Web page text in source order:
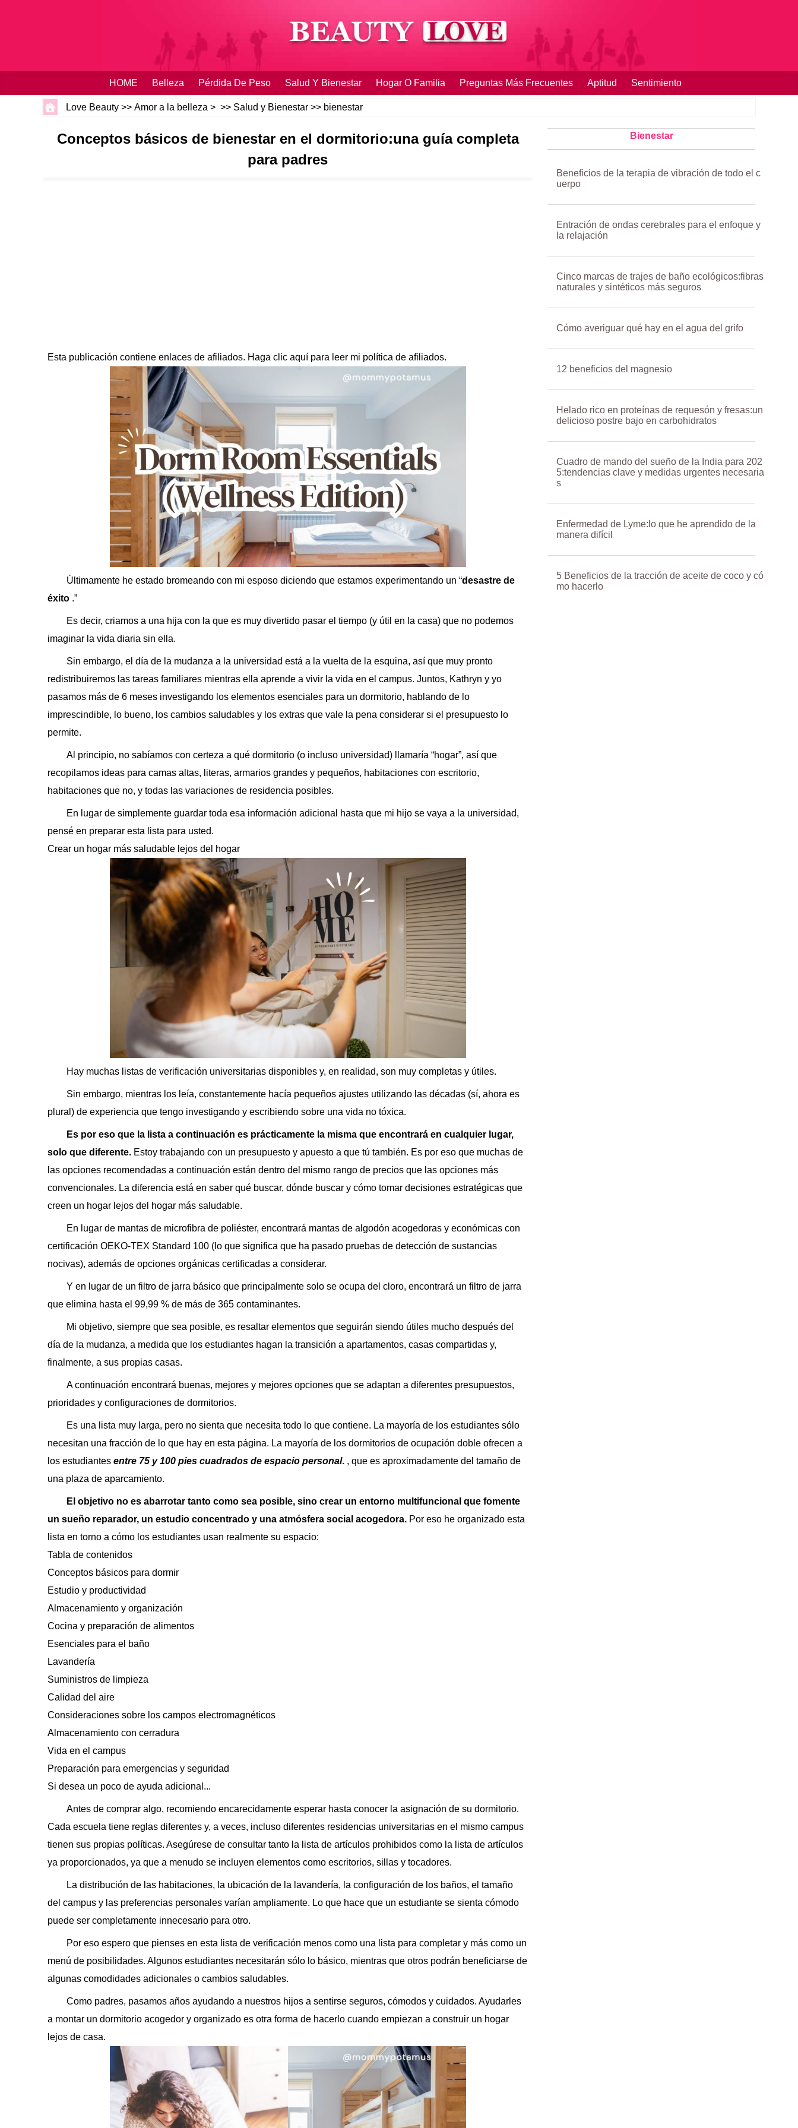
HOME Belleza Pérdida De Peso Salud Y Bienestar Hogar O Familia Preguntas Más Frecuentes Aptitud Sentimiento
Love Beauty >> Amor a la belleza > >> Salud y Bienestar >> bienestar
Conceptos básicos de bienestar en el dormitorio:una guía completa
para padres
Esta publicación contiene enlaces de afiliados. Haga clic aquí para leer mi política de afiliados.
Últimamente he estado bromeando con mi esposo diciendo que estamos experimentando un “desastre de
éxito .”
Es decir, criamos a una hija con la que es muy divertido pasar el tiempo (y útil en la casa) que no podemos
imaginar la vida diaria sin ella.
Sin embargo, el día de la mudanza a la universidad está a la vuelta de la esquina, así que muy pronto
redistribuiremos las tareas familiares mientras ella aprende a vivir la vida en el campus. Juntos, Kathryn y yo
pasamos más de 6 meses investigando los elementos esenciales para un dormitorio, hablando de lo
imprescindible, lo bueno, los cambios saludables y los extras que vale la pena considerar si el presupuesto lo
permite.
Al principio, no sabíamos con certeza a qué dormitorio (o incluso universidad) llamaría “hogar”, así que
recopilamos ideas para camas altas, literas, armarios grandes y pequeños, habitaciones con escritorio,
habitaciones que no, y todas las variaciones de residencia posibles.
En lugar de simplemente guardar toda esa información adicional hasta que mi hijo se vaya a la universidad,
pensé en preparar esta lista para usted.
Crear un hogar más saludable lejos del hogar
Hay muchas listas de verificación universitarias disponibles y, en realidad, son muy completas y útiles.
Sin embargo, mientras los leía, constantemente hacía pequeños ajustes utilizando las décadas (sí, ahora es
plural) de experiencia que tengo investigando y escribiendo sobre una vida no tóxica.
Es por eso que la lista a continuación es prácticamente la misma que encontrará en cualquier lugar,
solo que diferente. Estoy trabajando con un presupuesto y apuesto a que tú también. Es por eso que muchas de
las opciones recomendadas a continuación están dentro del mismo rango de precios que las opciones más
convencionales. La diferencia está en saber qué buscar, dónde buscar y cómo tomar decisiones estratégicas que
creen un hogar lejos del hogar más saludable.
En lugar de mantas de microfibra de poliéster, encontrará mantas de algodón acogedoras y económicas con
certificación OEKO-TEX Standard 100 (lo que significa que ha pasado pruebas de detección de sustancias
nocivas), además de opciones orgánicas certificadas a considerar.
Y en lugar de un filtro de jarra básico que principalmente solo se ocupa del cloro, encontrará un filtro de jarra
que elimina hasta el 99,99 % de más de 365 contaminantes.
Mi objetivo, siempre que sea posible, es resaltar elementos que seguirán siendo útiles mucho después del
día de la mudanza, a medida que los estudiantes hagan la transición a apartamentos, casas compartidas y,
finalmente, a sus propias casas.
A continuación encontrará buenas, mejores y mejores opciones que se adaptan a diferentes presupuestos,
prioridades y configuraciones de dormitorios.
Es una lista muy larga, pero no sienta que necesita todo lo que contiene. La mayoría de los estudiantes sólo
necesitan una fracción de lo que hay en esta página. La mayoría de los dormitorios de ocupación doble ofrecen a
los estudiantes entre 75 y 100 pies cuadrados de espacio personal. , que es aproximadamente del tamaño de
una plaza de aparcamiento.
El objetivo no es abarrotar tanto como sea posible, sino crear un entorno multifuncional que fomente
un sueño reparador, un estudio concentrado y una atmósfera social acogedora. Por eso he organizado esta
lista en torno a cómo los estudiantes usan realmente su espacio:
Tabla de contenidos
Conceptos básicos para dormir
Estudio y productividad
Almacenamiento y organización
Cocina y preparación de alimentos
Esenciales para el baño
Lavandería
Suministros de limpieza
Calidad del aire
Consideraciones sobre los campos electromagnéticos
Almacenamiento con cerradura
Vida en el campus
Preparación para emergencias y seguridad
Si desea un poco de ayuda adicional...
Antes de comprar algo, recomiendo encarecidamente esperar hasta conocer la asignación de su dormitorio.
Cada escuela tiene reglas diferentes y, a veces, incluso diferentes residencias universitarias en el mismo campus
tienen sus propias políticas. Asegúrese de consultar tanto la lista de artículos prohibidos como la lista de artículos
ya proporcionados, ya que a menudo se incluyen elementos como escritorios, sillas y tocadores.
La distribución de las habitaciones, la ubicación de la lavandería, la configuración de los baños, el tamaño
del campus y las preferencias personales varían ampliamente. Lo que hace que un estudiante se sienta cómodo
puede ser completamente innecesario para otro.
Por eso espero que pienses en esta lista de verificación menos como una lista para completar y más como un
menú de posibilidades. Algunos estudiantes necesitarán sólo lo básico, mientras que otros podrán beneficiarse de
algunas comodidades adicionales o cambios saludables.
Como padres, pasamos años ayudando a nuestros hijos a sentirse seguros, cómodos y cuidados. Ayudarles
a montar un dormitorio acogedor y organizado es otra forma de hacerlo cuando empiezan a construir un hogar
lejos de casa.
Bienestar
Beneficios de la terapia de vibración de todo el c
uerpo
Entración de ondas cerebrales para el enfoque y
la relajación
Cinco marcas de trajes de baño ecológicos:fibras
naturales y sintéticos más seguros
Cómo averiguar qué hay en el agua del grifo
12 beneficios del magnesio
Helado rico en proteínas de requesón y fresas:un
delicioso postre bajo en carbohidratos
Cuadro de mando del sueño de la India para 202
5:tendencias clave y medidas urgentes necesaria
s
Enfermedad de Lyme:lo que he aprendido de la
manera difícil
5 Beneficios de la tracción de aceite de coco y có
mo hacerlo